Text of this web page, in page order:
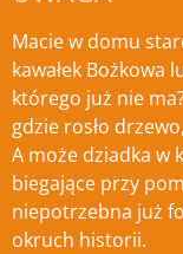
Macie w domu
kawałek Bożkowa
którego już nie
gdzie rosło
A może dziadka w
biegające przy
niepotrzebna już
okruch historii.